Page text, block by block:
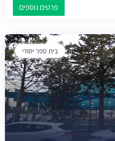
פרטים נוספים
בית ספר יסודי